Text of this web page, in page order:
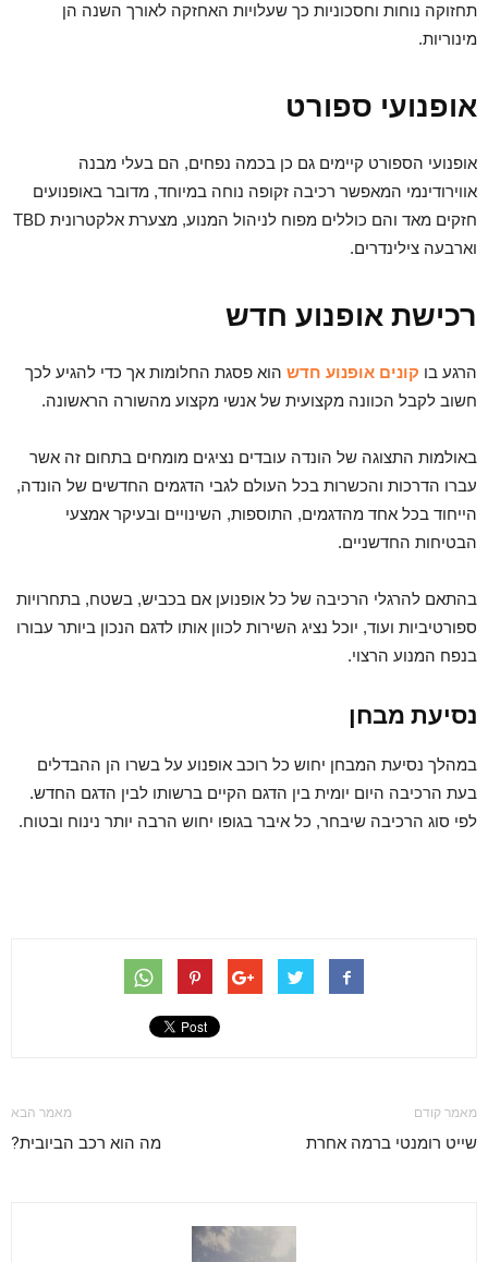
תחזוקה נוחות וחסכוניות כך שעלויות האחזקה לאורך השנה הן
מינוריות.
אופנועי ספורט
אופנועי הספורט קיימים גם כן בכמה נפחים, הם בעלי מבנה
אווירודינמי המאפשר רכיבה זקופה נוחה במיוחד, מדובר באופנועים
חזקים מאד והם כוללים מפוח לניהול המנוע, מצערת אלקטרונית TBD
וארבעה צילינדרים.
רכישת אופנוע חדש
הרגע בו קונים אופנוע חדש הוא פסגת החלומות אך כדי להגיע לכך
חשוב לקבל הכוונה מקצועית של אנשי מקצוע מהשורה הראשונה.
באולמות התצוגה של הונדה עובדים נציגים מומחים בתחום זה אשר
עברו הדרכות והכשרות בכל העולם לגבי הדגמים החדשים של הונדה,
הייחוד בכל אחד מהדגמים, התוספות, השינויים ובעיקר אמצעי
הבטיחות החדשניים.
בהתאם להרגלי הרכיבה של כל אופנוען אם בכביש, בשטח, בתחרויות
ספורטיביות ועוד, יוכל נציג השירות לכוון אותו לדגם הנכון ביותר עבורו
בנפח המנוע הרצוי.
נסיעת מבחן
במהלך נסיעת המבחן יחוש כל רוכב אופנוע על בשרו הן ההבדלים
בעת הרכיבה היום יומית בין הדגם הקיים ברשותו לבין הדגם החדש.
לפי סוג הרכיבה שיבחר, כל איבר בגופו יחוש הרבה יותר נינוח ובטוח.
מאמר קודם
שייט רומנטי ברמה אחרת
מאמר הבא
מה הוא רכב הביובית?